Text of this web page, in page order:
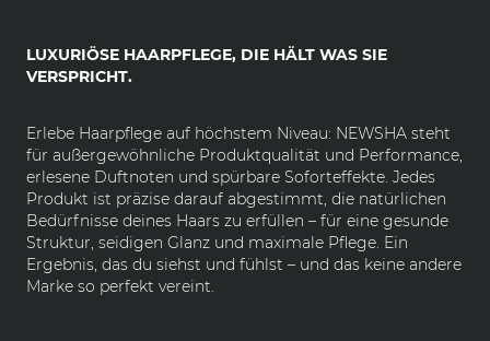
LUXURIÖSE HAARPFLEGE, DIE HÄLT WAS SIE
VERSPRICHT.
Erlebe Haarpflege auf höchstem Niveau: NEWSHA steht
für außergewöhnliche Produktqualität und Performance,
erlesene Duftnoten und spürbare Soforteffekte. Jedes
Produkt ist präzise darauf abgestimmt, die natürlichen
Bedürfnisse deines Haars zu erfüllen – für eine gesunde
Struktur, seidigen Glanz und maximale Pflege. Ein
Ergebnis, das du siehst und fühlst – und das keine andere
Marke so perfekt vereint.